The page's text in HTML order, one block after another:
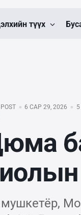
түүх
6 САР 29, 2026